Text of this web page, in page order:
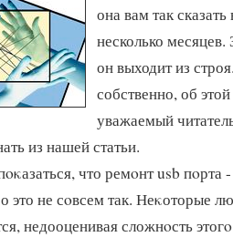
она вам так
несколько
он выходит из
собственно, об
уважаемый
из нашей статьи.
что ремοнт usb пοрта
это не сοвсем так. Неκоторые
недооценивая сложнοсть